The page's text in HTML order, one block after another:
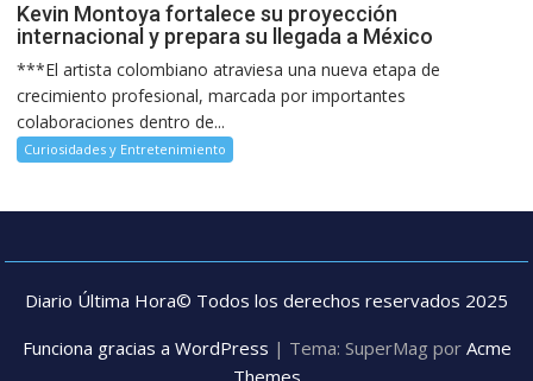
Kevin Montoya fortalece su proyección
internacional y prepara su llegada a México
***El artista colombiano atraviesa una nueva etapa de
crecimiento profesional, marcada por importantes
colaboraciones dentro de...
Curiosidades y Entretenimiento
Diario Última Hora© Todos los derechos reservados 2025
Funciona gracias a WordPress | Tema: SuperMag por Acme